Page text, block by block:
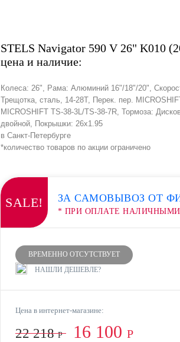
STELS Navigator 590 V 26" K010
цена и наличие:
Колеса: 26", Рама: Алюминий 16"/18"/20",
Трещотка, сталь, 14-28Т, Перек. пер.
MICROSHIFT TS-38-3L/TS-38-7R, Тормоза:
двойной, Покрышки: 26x1.95
в Санкт-Петербурге
*количество товаров по акции ограничено
SALE! ЗА САМОВЫВОЗ ОТ
* ПРИ ОПЛАТЕ НАЛИЧНЫМИ
ВРЕМЕННО ОТСУТСТВУЕТ
НАШЛИ ДЕШЕВЛЕ?
Цена в интернет-магазине:
22 218Р 16 100 Р